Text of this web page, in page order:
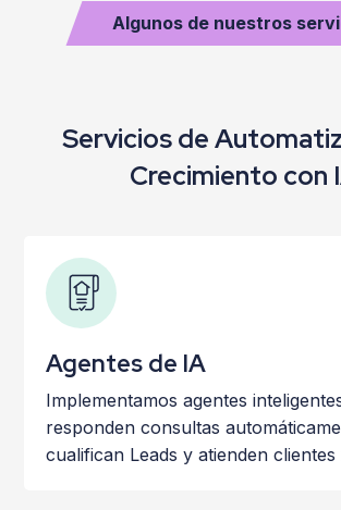
Algunos de nuestros
Servicios de
Crecimiento con
Agentes de IA
Implementamos agentes
responden consultas
cualifican Leads y atienden